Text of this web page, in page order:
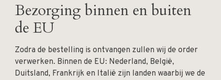
Bezorging binnen en buiten
de EU
Zodra de bestelling is ontvangen zullen wij de order
verwerken. Binnen de EU: Nederland, België,
Duitsland, Frankrijk en Italië zijn landen waarbij we de